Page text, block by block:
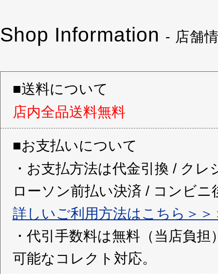
Shop Information - 店舗
■送料について
店内全品送料無料
■お支払いについて
・お支払方法は代金引換 / ク
ローソン前払い決済 / コンビ
詳しいご利用方法はこちら＞＞
・代引手数料は無料（当店負
可能なコレクト対応。